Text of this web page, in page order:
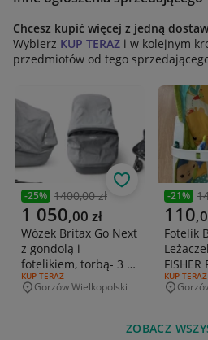
Chcesz kupić więcej z jedną
Wybierz KUP TERAZ i w kolejnym
przedmiotów od tego
Poprzednia cena
-25% 1400,00 zł
Aktualna cena
1 050,00 zł
Wózek Britax Go Next
z gondolą i
fotelikiem, torbą- 3 w
1
RODZAJ OFERTY:
KUP TERAZ
Miejscowość
Gorzów Wielkopolski
Obserwuj
-21%
110,
Fotelik
FISHER
RODZAJ
KUP TERAZ
ZOBACZ